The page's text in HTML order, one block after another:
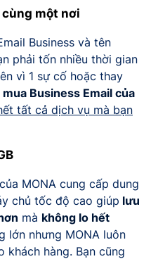
cùng một nơi
Business và tên
phải tốn nhiều thời gian
vì 1 sự cố hoặc thay
Business Email của
tất cả dịch vụ mà bạn
MONA cung cấp dung
chủ tốc độ cao giúp lưu
mà không lo hết
lớn nhưng MONA luôn
khách hàng. Bạn cũng